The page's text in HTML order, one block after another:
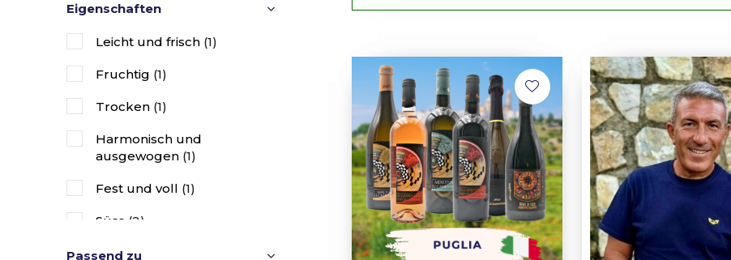
(2)
Sardinien (1)
(2)
Abruzzo(1)
Sizilien(4)
Frankreich
Eigenschaften
Leicht und frisch (1)
Fruchtig (1)
Trocken (1)
Harmonisch und
ausgewogen (1)
Fest und voll (1)
Süss (2)
Passend zu